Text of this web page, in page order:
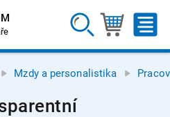
Mzdy a personalistika